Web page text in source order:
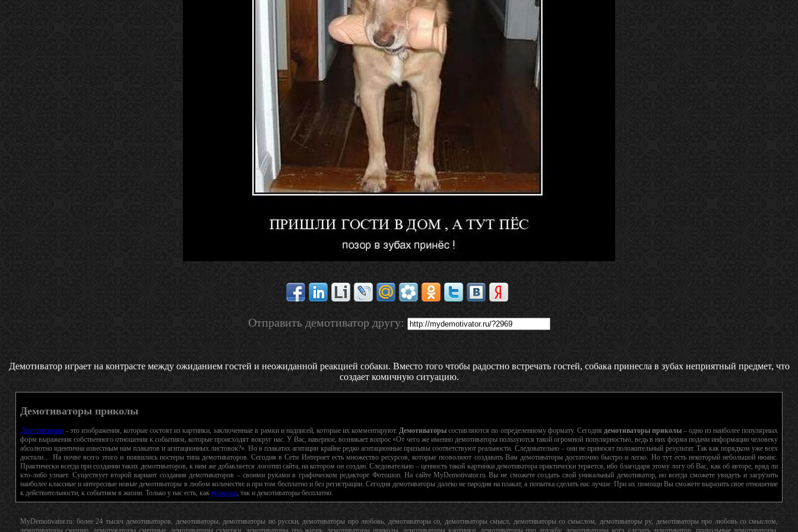
Отправить демотиватор другу:
Демотиватор играет на контрасте между ожиданием гостей и неожиданной реакцией собаки. Вместо того чтобы радостно встречать гостей, собака принесла в зубах неприятный предмет, что
создает комичную ситуацию.
Демотиваторы приколы
Демотиваторы- это изображения, которые состоят из картинки, заключенные в рамки и надписей, которые их комментируют.Демотиваторы составляются по определенному формату. Сегодня демотиваторы приколы– одно из наиболее популярных
форм выражения собственного отношения к событиям, которые происходят вокруг нас. У Вас, наверное, возникает вопрос «От чего же именно демотиваторы пользуются такой огромной популярностью, ведь в них форма подачи информации человеку
абсолютно идентична известным нам плакатов и агитационных листовок?». Но в плакатах агитации крайне редко агитационные призывы соответствуют реальности. Следовательно – они не приносят положительный результат. Так как порядком уже всех
достали… На почве всего этого и появились постеры типа демотиваторов. Сегодня в Сети Интернет есть множество ресурсов, которые позволяют создавать Вам демотиваторы достаточно быстро и легко. Но тут есть некоторый небольшой нюанс.
Практически всегда при создании таких демотиваторов, к ним же добавляется логотип сайта, на котором он создан. Следовательно – ценность такой картинки демотиватора практически теряется, ибо благодаря этому логу об Вас, как об авторе, вряд ли
кто-либо узнает. Существует второй вариант создания демотиваторов – своими руками в графическом редакторе Фотошоп. На сайте MyDemotivator.ru Вы не сможете создать свой уникальный демотиватор, но всегда сможете увидеть и загрузить
наиболее классные и интересные новые демотиваторы в любом количестве и при том бесплатно и без регистрации. Сегодня демотиваторы далеко не пародия на плакат, а попытка сделать нас лучше. При их помощи Вы сможете выразить свое отношение
к действительности, к событиям в жизни. Только у нас есть, как приколы, так и демотиваторы бесплатно.
MyDemotivator.ru: более 24 тысяч демотиваторов, демотиваторы, демотиваторы по русски, демотиваторы про любовь, демотиваторы со, демотиваторы смысл, демотиваторы со смыслом, демотиваторы ру, демотиваторы про любовь со смыслом,
демотиваторы смешно, демотиваторы смешные, демотиваторы сумерки, демотиваторы про жизнь, демотиваторы приколы, демотиваторы картинки, демотиваторы про дружбу, демотиваторы котэ, сделать демотиватор, прикольные демотиваторы,